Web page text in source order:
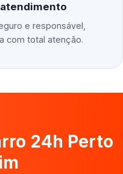
e responsável,
com total atenção.
24h Perto